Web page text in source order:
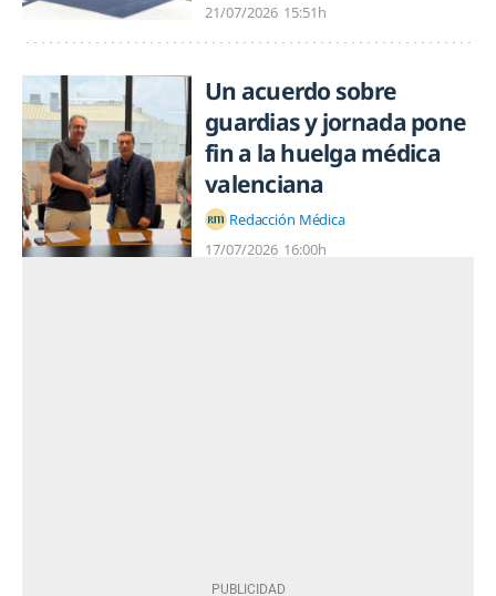
21/07/2026 15:51h
Un acuerdo sobre
guardias y jornada pone
fin a la huelga médica
valenciana
Redacción Médica
17/07/2026 16:00h